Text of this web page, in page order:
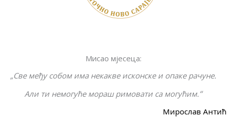
Мисао мјесеца:
„Све међу собом има некакве исконске и опаке рачуне.
Али ти немогуће мораш римовати са могућим.“
Мирослав Антић